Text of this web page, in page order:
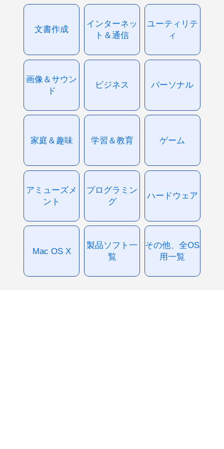
文書作成
インターネッ
ト＆通信
ユーティリテ
ィ
画像＆サウン
ド
ビジネス パーソナル
家庭＆趣味 学習＆教育 ゲーム
アミューズメ
ント
プログラミン
グ
ハードウェア
Mac OS X
製品ソフト一
覧
その他、全OS
用一覧